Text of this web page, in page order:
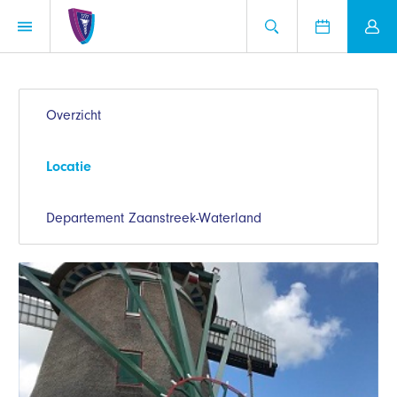
Overzicht
Locatie
Departement Zaanstreek-Waterland